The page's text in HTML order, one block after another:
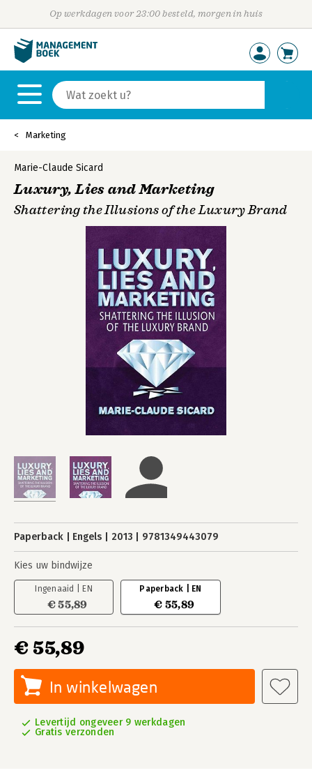
Op werkdagen voor 23:00 besteld, morgen in huis
Marketing
Marie-Claude Sicard
Luxury, Lies and Marketing
Shattering the Illusions of the Luxury Brand
Paperback Engels 2013 9781349443079
Kies uw bindwijze
Ingenaaid | EN
€ 55,89
Paperback | EN
€ 55,89
€ 55,89
In winkelwagen
Levertijd ongeveer 9 werkdagen
Gratis verzonden